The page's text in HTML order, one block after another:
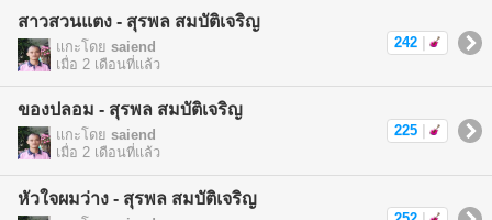
สาวสวนแตง - สุรพล สมบัติเจริญ
แกะโดย saiend
เมื่อ 2 เดือนที่แล้ว
242
ของปลอม - สุรพล สมบัติเจริญ
แกะโดย saiend
เมื่อ 2 เดือนที่แล้ว
225
หัวใจผมว่าง - สุรพล สมบัติเจริญ